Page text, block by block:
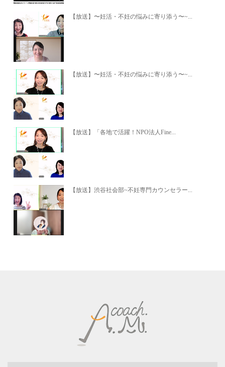
【放送】〜妊活・不妊の悩みに寄り添う〜~...
【放送】〜妊活・不妊の悩みに寄り添う〜~...
【放送】「各地で活躍！NPO法人Fine...
【放送】渋谷社会部~不妊専門カウンセラー...